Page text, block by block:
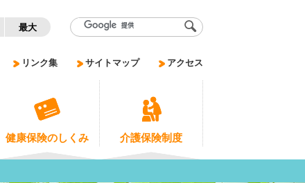
健康保険のしくみ 介護保険制度
リンク集 サイトマップ アクセス
最大